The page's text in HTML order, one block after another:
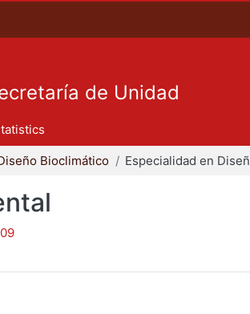
de Unidad
Bioclimático